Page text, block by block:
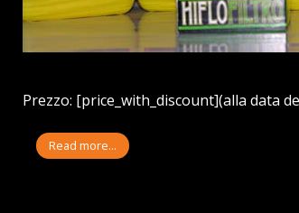
Prezzo: [price_with_discount](alla data
Read more...